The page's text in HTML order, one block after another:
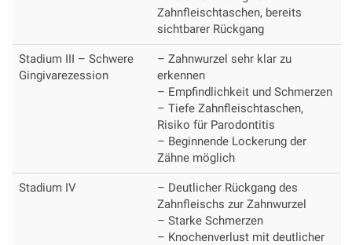
Zahnfleischtaschen, bereits
sichtbarer Rückgang
Stadium III – Schwere
Gingivarezession
– Zahnwurzel sehr klar zu
erkennen
– Empfindlichkeit und Schmerzen
– Tiefe Zahnfleischtaschen,
Risiko für Parodontitis
– Beginnende Lockerung der
Zähne möglich
Stadium IV
– Deutlicher Rückgang des
Zahnfleischs zur Zahnwurzel
– Starke Schmerzen
– Knochenverlust mit deutlicher